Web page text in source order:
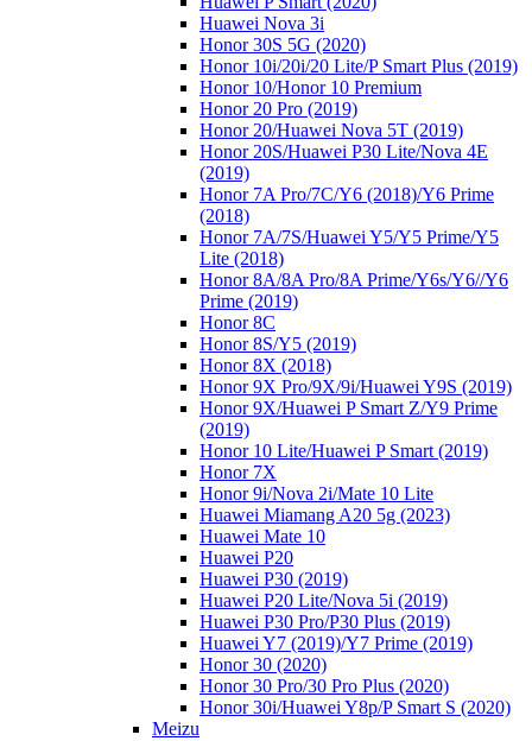
Huawei Nova 3i
Honor 30S 5G (2020)
Honor 10i/20i/20 Lite/P Smart Plus (2019)
Honor 10/Honor 10 Premium
Honor 20 Pro (2019)
Honor 20/Huawei Nova 5T (2019)
Honor 20S/Huawei P30 Lite/Nova 4E
(2019)
Honor 7A Pro/7C/Y6 (2018)/Y6 Prime
(2018)
Honor 7A/7S/Huawei Y5/Y5 Prime/Y5
Lite (2018)
Honor 8A/8A Pro/8A Prime/Y6s/Y6//Y6
Prime (2019)
Honor 8C
Honor 8S/Y5 (2019)
Honor 8X (2018)
Honor 9X Pro/9X/9i/Huawei Y9S (2019)
Honor 9X/Huawei P Smart Z/Y9 Prime
(2019)
Honor 10 Lite/Huawei P Smart (2019)
Honor 7X
Honor 9i/Nova 2i/Mate 10 Lite
Huawei Miamang A20 5g (2023)
Huawei Mate 10
Huawei P20
Huawei P30 (2019)
Huawei P20 Lite/Nova 5i (2019)
Huawei P30 Pro/P30 Plus (2019)
Huawei Y7 (2019)/Y7 Prime (2019)
Honor 30 (2020)
Honor 30 Pro/30 Pro Plus (2020)
Honor 30i/Huawei Y8p/P Smart S (2020)
Meizu